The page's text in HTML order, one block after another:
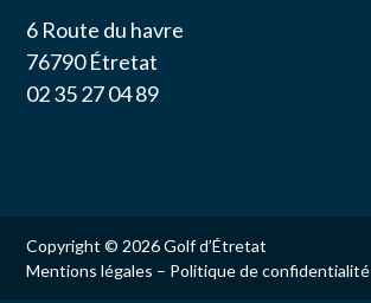
6 Route du havre
76790 Étretat
02 35 27 04 89
Copyright © 2026 Golf d’Étretat
Mentions légales – Politique de confidentialité